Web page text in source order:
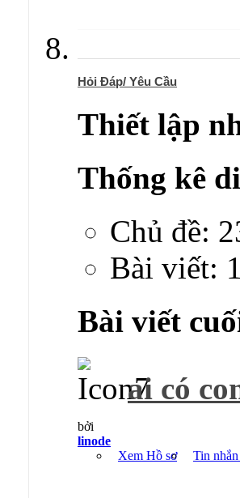
Hỏi Đáp/ Yêu Cầu
Thiết lập
Thống kê
Chủ đề:
Bài viết:
Bài viết
ai có
bởi
linode
Xem Hồ sơ
Tin